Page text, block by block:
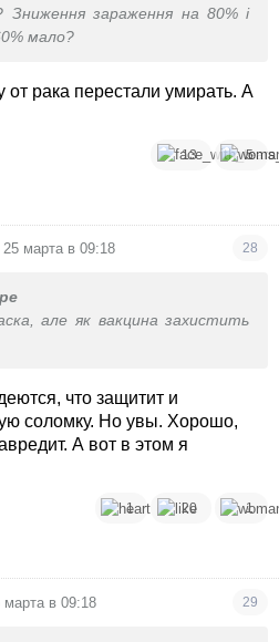
Зниження зараження на 80% і
мало?
рака перестали умирать. А
13 5
25 марта в 09:18 28
але як вакцина захистить
что защитит и
соломку. Но увы. Хорошо,
А вот в этом я
1 20 1
марта в 09:18 29